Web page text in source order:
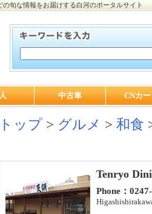
旬な情報をお届けする白河のポータルサイト
中古車 CNカ
トップ > グルメ > 和食
Tenryo
Phone：